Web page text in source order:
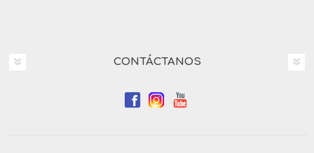
CONTÁCTANOS